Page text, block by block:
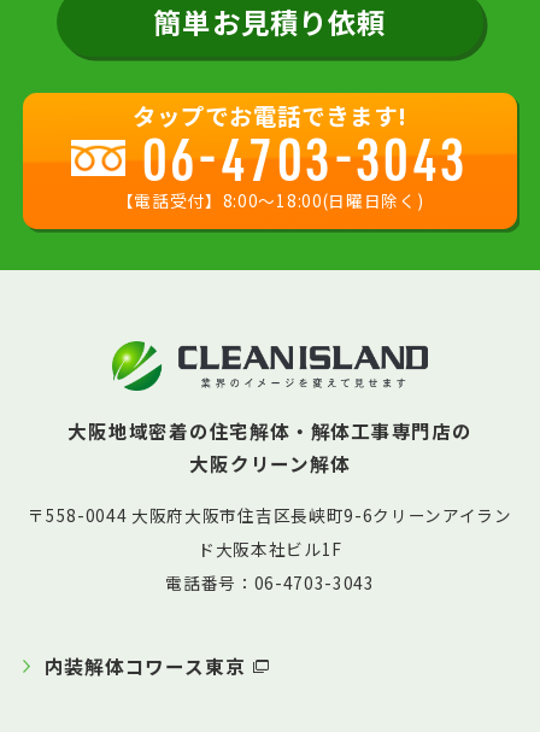
簡単お見積り依頼
タップでお電話できます!
06-4703-3043
【電話受付】8:00〜18:00(日曜日除く)
大阪地域密着の住宅解体・解体工事専門店の
大阪クリーン解体
〒558-0044 大阪府大阪市住吉区長峡町9-6クリーンアイラン
ド大阪本社ビル1F
電話番号：06-4703-3043
内装解体コワース東京